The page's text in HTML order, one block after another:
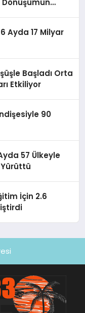
Dönüşümün
Ayda 17 Milyar
Başladı Orta
Etkiliyor
90
57 Ülkeyle
İçin 2.6